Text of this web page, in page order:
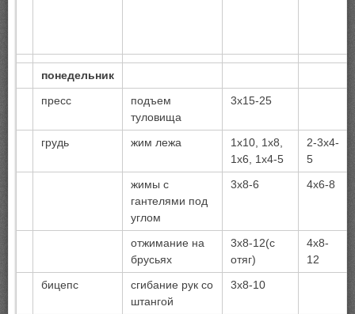
понедельник
пресс
подъем
туловища
3х15-25
грудь жим лежа
1х10, 1х8,
1х6, 1х4-5
2-3х4-
5
жимы с
гантелями под
углом
3х8-6 4х6-8
отжимание на
брусьях
3х8-12(с
отяг)
4х8-
12
бицепс
сгибание рук со
штангой
3х8-10